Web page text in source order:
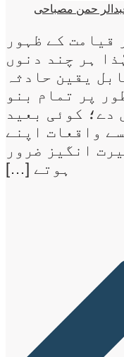
عبدالر حمن مصباحی
قیامت کے ظہور
ہر چند دنوں
یقین حادثہ
پر تمام بنو
دے؛ کوئی بعید
واقعات اپنے
انگیز ضرور
ہوتے […]